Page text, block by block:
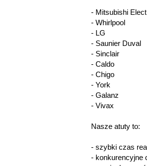
- Mitsubishi
- Whirlpool
- LG
- Saunier Duval
- Sinclair
- Caldo
- Chigo
- York
- Galanz
- Vivax
Nasze atuty to:
- szybki czas
- konkurencyjne